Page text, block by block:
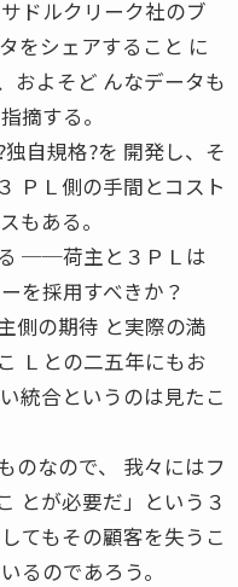
ドルクリーク社のブ
をシェアすること に
およそど んなデータも
摘する。
自規格?を 開発し、そ
ＰＬ側の手間とコスト
もある。
──荷主と３ＰＬは
を採用すべきか？
側の期待 と実際の満
Ｌとの二五年にもお
統合というのは見たこ
のなので、 我々にはフ
とが必要だ」という３
てもその顧客を失うこ
るのであろう。